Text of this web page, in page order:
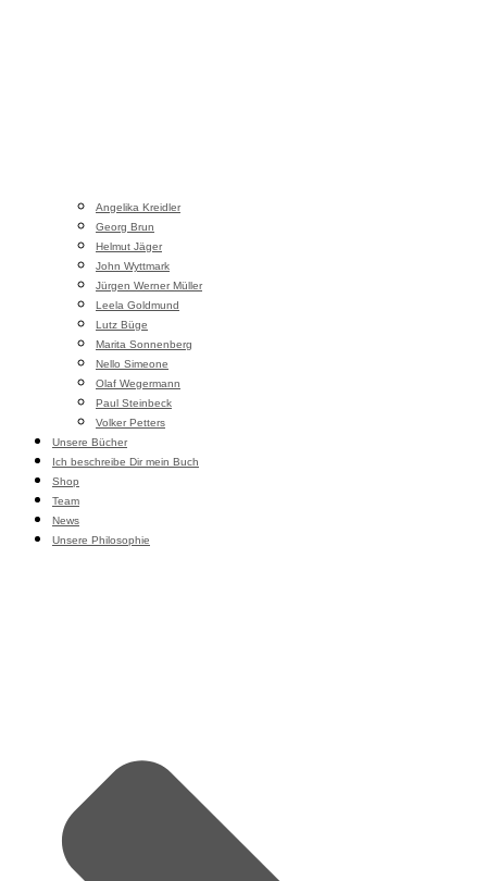
Angelika Kreidler
Georg Brun
Helmut Jäger
John Wyttmark
Jürgen Werner Müller
Leela Goldmund
Lutz Büge
Marita Sonnenberg
Nello Simeone
Olaf Wegermann
Paul Steinbeck
Volker Petters
Unsere Bücher
Ich beschreibe Dir mein Buch
Shop
Team
News
Unsere Philosophie